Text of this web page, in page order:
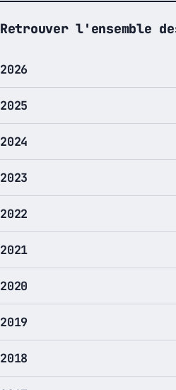
Retrouver l'ensemble
2026
2025
2024
2023
2022
2021
2020
2019
2018